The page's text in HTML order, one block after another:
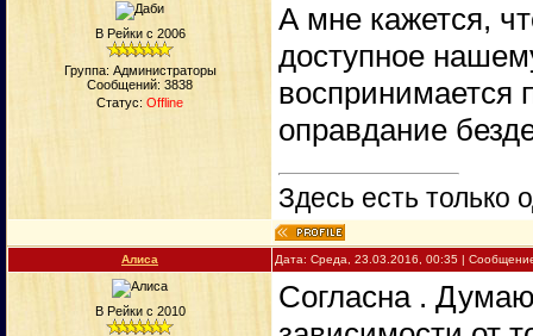
В Рейки с 2006
Группа: Администраторы
Сообщений: 3838
Статус: Offline
А мне кажется,
доступное
воспринимается
оправдание
Здесь есть только
Алиса Дата: Среда, 23.03.2016, 00:35 |
В Рейки с 2010
Согласна .